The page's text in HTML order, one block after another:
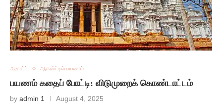
ஆகஸ்ட் ஆகஸ்ட்டில் பயணம்
பயணம் கதைப் போட்டி: விடுமுறைக் கொண்டாட்டம்
by admin 1 August 4, 2025